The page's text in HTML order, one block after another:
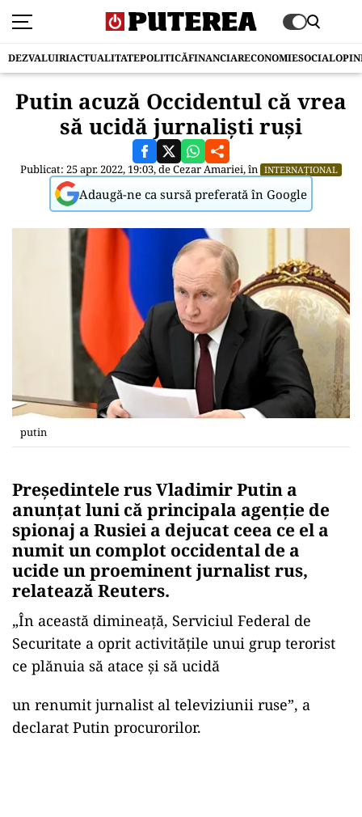
DEZVALUIRIACTUALITATEPOLITICĂFINANCIARECONOMIESOCIAL
Putin acuză Occidentul că vrea
să ucidă jurnaliști ruși
Publicat: 25 apr. 2022, 19:03, deCezar Amariei, în INTERNAȚIONAL
Adaugă-ne ca sursă preferată în Google
putin
Preşedintele rus Vladimir Putin a
anunţat luni că principala agenţie de
spionaj a Rusiei a dejucat ceea ce el a
numit un complot occidental de a
ucide un proeminent jurnalist rus,
relatează Reuters.
„În această dimineaţă, Serviciul Federal de
Securitate a oprit activităţile unui grup terorist
ce plănuia să atace şi să ucidă
un renumit jurnalist al televiziunii ruse”, a
declarat Putin procurorilor.